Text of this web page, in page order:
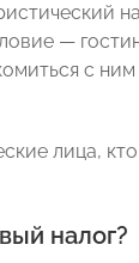
—
с
лица,
налог?